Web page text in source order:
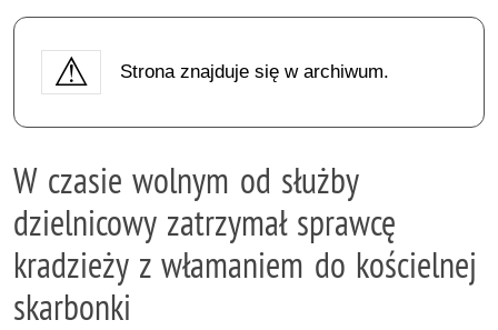
Strona znajduje się w archiwum.
W czasie wolnym od służby
dzielnicowy zatrzymał sprawcę
kradzieży z włamaniem do kościelnej
skarbonki